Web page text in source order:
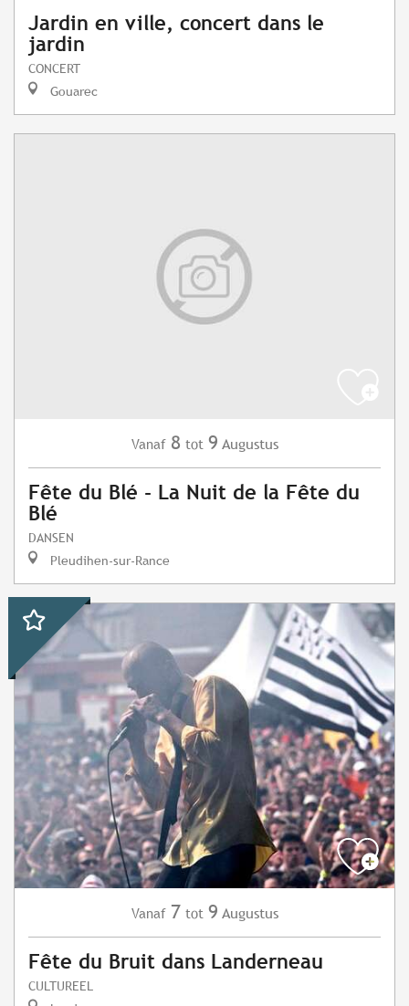
Jardin en ville, concert dans le
jardin
CONCERT
Gouarec
Vanaf 8 tot 9 Augustus
Fête du Blé - La Nuit de la Fête du
Blé
DANSEN
Pleudihen-sur-Rance
Vanaf 7 tot 9 Augustus
Fête du Bruit dans Landerneau
CULTUREEL